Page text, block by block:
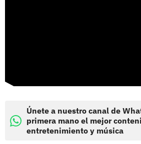
Únete a nuestro canal de
primera mano el mejor
entretenimiento y música